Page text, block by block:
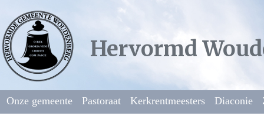
Hervormd
Onze gemeente Pastoraat Kerkrentmeesters Diaconie